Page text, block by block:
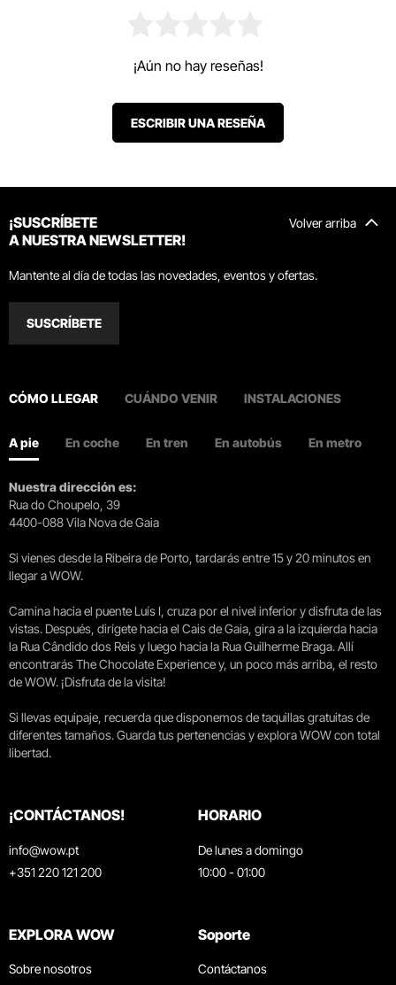
¡Aún no hay reseñas!
ESCRIBIR UNA RESEÑA
Volver arriba
¡SUSCRÍBETE
A NUESTRA NEWSLETTER!
Mantente al día de todas las novedades, eventos y ofertas.
SUSCRÍBETE
CÓMO LLEGAR CUÁNDO VENIR INSTALACIONES
A pie En coche En tren En autobús En metro
Nuestra dirección es:
Rua do Choupelo, 39
4400-088 Vila Nova de Gaia
Si vienes desde la Ribeira de Porto, tardarás entre 15 y 20 minutos en
llegar a WOW.
Camina hacia el puente Luís I, cruza por el nivel inferior y disfruta de las
vistas. Después, dirígete hacia el Cais de Gaia, gira a la izquierda hacia
la Rua Cândido dos Reis y luego hacia la Rua Guilherme Braga. Allí
encontrarás The Chocolate Experience y, un poco más arriba, el resto
de WOW. ¡Disfruta de la visita!
Si llevas equipaje, recuerda que disponemos de taquillas gratuitas de
diferentes tamaños. Guarda tus pertenencias y explora WOW con total
libertad.
¡CONTÁCTANOS!
info@wow.pt
+351 220 121 200
HORARIO
De lunes a domingo
10:00 - 01:00
EXPLORA WOW
Sobre nosotros
Soporte
Contáctanos